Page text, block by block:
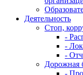
Деятельность
Стоп,
-
-
-
Дорожная
-